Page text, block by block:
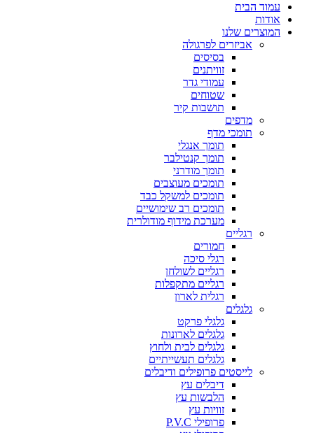
עמוד הבית
אודות
המוצרים שלנו
אביזרים לפרגולה
בסיסים
זוויתנים
עמודי גדר
שטוחים
תושבות קיר
מדפים
תומכי מדף
תומך אנגלי
תומך קנטילבר
תומך מודרני
תומכים מעוצבים
תומכים למשקל כבד
תומכים רב שימושיים
מערכת מידוף מודולרית
רגליים
חמורים
רגלי סיכה
רגליים לשולחן
רגליים מתקפלות
רגלית לארון
גלגלים
גלגלי פרקט
גלגלים לארונות
גלגלים לבית ולחוץ
גלגלים תעשייתיים
לייסטים פרופילים ודיבלים
דיבלים עץ
הלבשות עץ
זוויות עץ
פרופילי P.V.C